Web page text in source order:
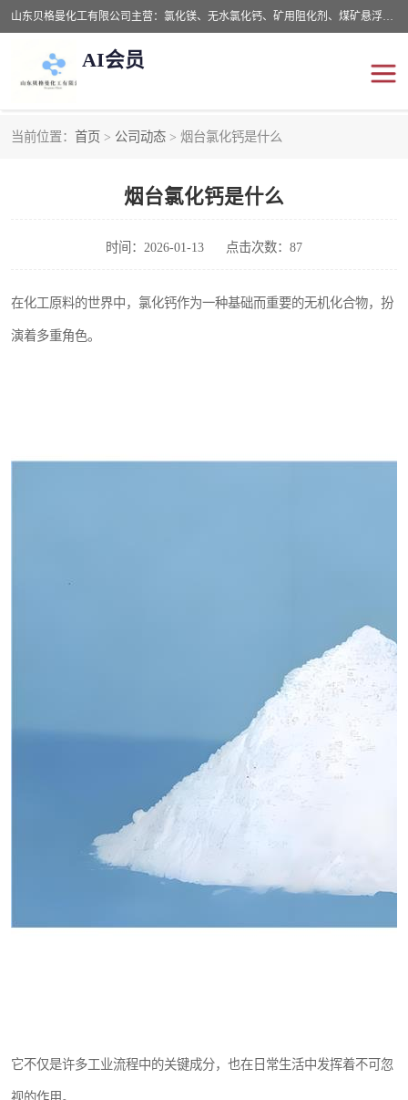
山东贝格曼化工有限公司主营：氯化镁、无水氯化钙、矿用阻化剂、煤矿悬浮剂、道路抑尘剂、氢氧化镁，防灭火剂等，公司位于山东省潍坊市滨海经济开发区,是专业从事对各种精细化工集研究、开发、制造于一体的现代化大型跨境化工企业，公司本着诚信经营、给每一位客户提供专业服务。
AI会员
当前位置： 首页 > 公司动态 > 烟台氯化钙是什么
烟台氯化钙是什么
时间：2026-01-13 点击次数：87
在化工原料的世界中，氯化钙作为一种基础而重要的无机化合物，扮
演着多重角色。
它不仅是许多工业流程中的关键成分，也在日常生活中发挥着不可忽
氯化钙
抑尘剂
氢氧化镁